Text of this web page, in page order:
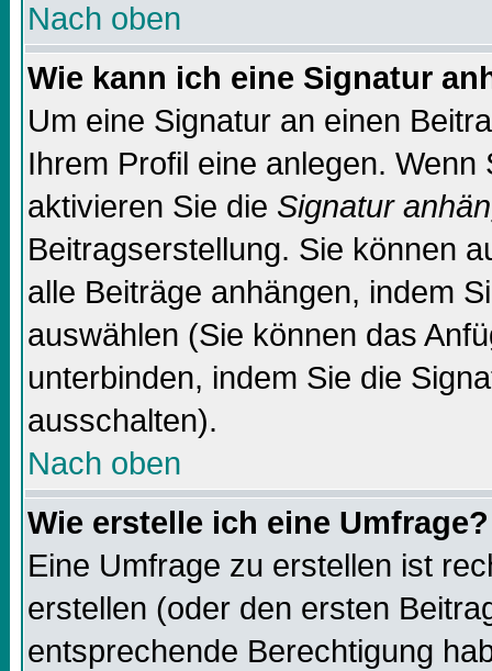
Nach oben
Wie kann ich eine Signatur
Um eine Signatur an einen
Ihrem Profil eine anlegen.
aktivieren Sie die Signatur
Beitragserstellung. Sie können
alle Beiträge anhängen, indem
auswählen (Sie können das
unterbinden, indem Sie die
ausschalten).
Nach oben
Wie erstelle ich eine Umfrage?
Eine Umfrage zu erstellen ist
erstellen (oder den ersten
entsprechende Berechtigung